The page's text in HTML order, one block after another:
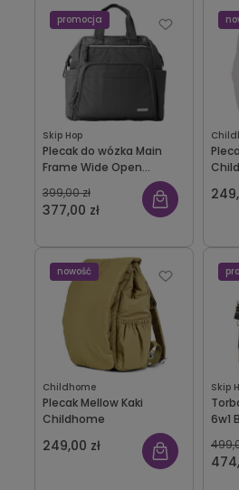
Skip Hop
Plecak do wózka Main
Frame Wide Open
377,00 zł
399,00 zł
promocja
Childhome
Plecak Mellow Kaki
Childhome
249,00 zł
nowość
Skip